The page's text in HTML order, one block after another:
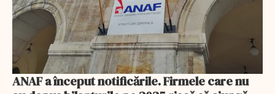
ANAF a început notificările. Firmele care nu